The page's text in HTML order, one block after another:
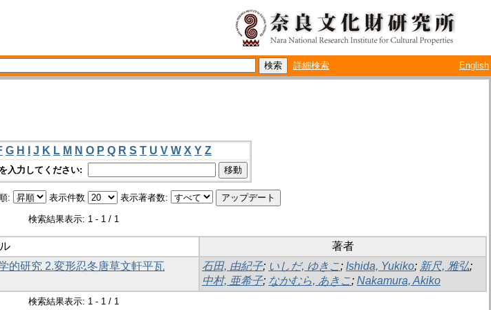
詳細検索 English
G H J K L M N O P Q R S T U V W X Y Z
入力してください:
: 表示件数 表示著者数:
検索結果表示: 1 - 1 / 1
著者
的研究 2.変形忍冬唐草文軒平瓦
石田, 由紀子; いしだ, ゆきこ; Ishida, Yukiko; 新尺, 雅弘;
中村, 亜希子; なかむら, あきこ; Nakamura, Akiko
検索結果表示: 1 - 1 / 1